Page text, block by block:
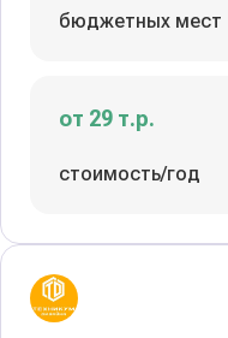
бюджетных мест
от 29 т.р.
стоимость/год